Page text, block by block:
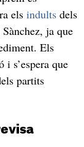
els indultsdels
ja que
Els
i s’espera que
partits